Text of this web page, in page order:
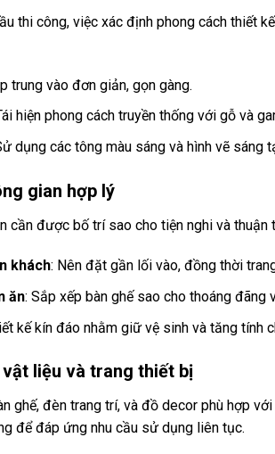
thi công, việc xác định phong cách thiết
trung vào đơn giản, gọn gàng.
hiện phong cách truyền thống với gỗ và
dụng các tông màu sáng và hình vẽ sáng
gian hợp lý
cần được bố trí sao cho tiện nghi và thuận
khách: Nên đặt gần lối vào, đồng thời
ăn: Sắp xếp bàn ghế sao cho thoáng đãng
kế kín đáo nhằm giữ vệ sinh và tăng tính
vật liệu và trang thiết bị
ghế, đèn trang trí, và đồ decor phù hợp
để đáp ứng nhu cầu sử dụng liên tục.